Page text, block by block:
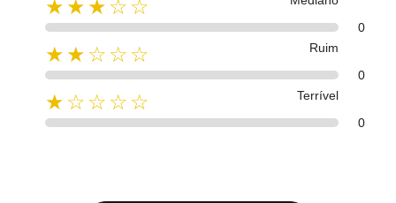
★★★☆☆
0
★★☆☆☆
Ruim
0
★☆☆☆☆
Terrível
0